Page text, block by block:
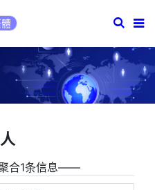
合1条信息――